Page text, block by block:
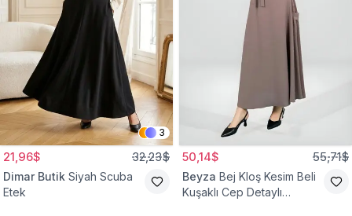
3
21,96$ 32,23$
Dimar Butik Siyah Scuba
Etek
50,14$ 55,71$
Beyza Bej Kloş Kesim Beli
Kuşaklı Cep Detaylı